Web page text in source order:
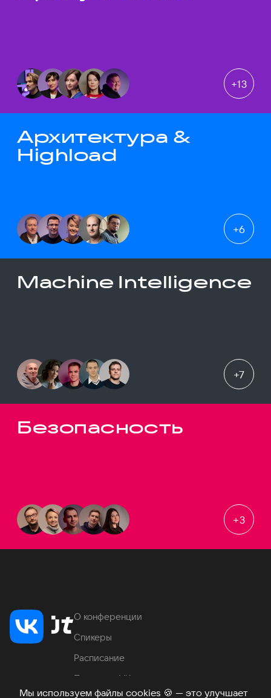
Мы используем файлы cookies 🍪 — это улучшает
+13
Архитектура &
Highload
+6
Machine Intelligence
+7
Безопасность
+3
О конференции
Спикеры
Расписание
Продукты VK